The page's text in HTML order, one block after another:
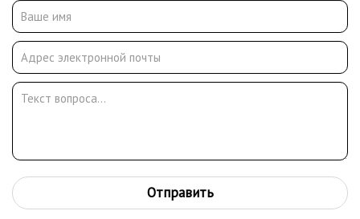
А. Пырьевым. Член Союза художников СССР и
Союза кинематографистов СССР. Получил Государственную
премию РСФСР им. братьев Васильевых (1975) за фильм
"Горячий снег" (1972). Работы представлены в Картинной
галерее г.Каменска и частных коллекциях.
Отправить